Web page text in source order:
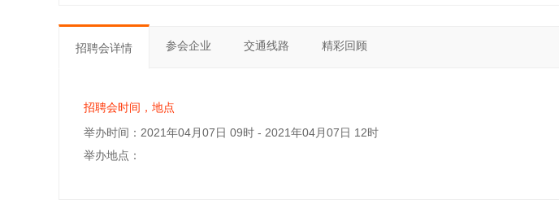
招聘会详情 参会企业 交通线路 精彩回顾
招聘会时间，地点
举办时间：2021年04月07日 09时 - 2021年04月07日 12时
举办地点：